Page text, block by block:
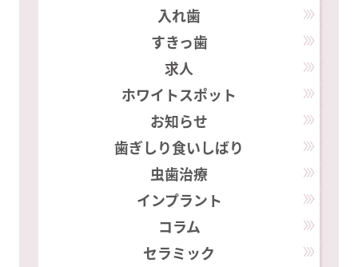
入れ歯
すきっ歯
求人
ホワイトスポット
お知らせ
歯ぎしり食いしばり
虫歯治療
インプラント
コラム
セラミック